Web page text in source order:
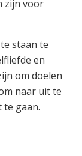
zijn voor
staan te
en
om doelen
naar uit te
gaan.